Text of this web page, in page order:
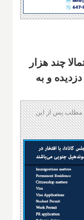
چند هزار‌
و به
مطلب پس از این